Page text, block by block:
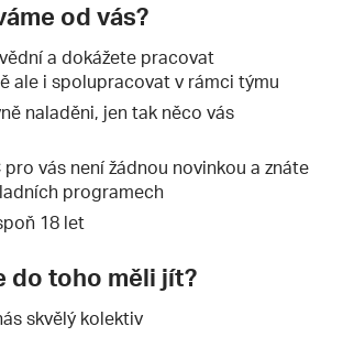
od vás?
a dokážete pracovat
ale i spolupracovat v rámci týmu
naladěni, jen tak něco vás
pro vás není žádnou novinkou a znáte
programech
18 let
do toho měli jít?
skvělý kolektiv